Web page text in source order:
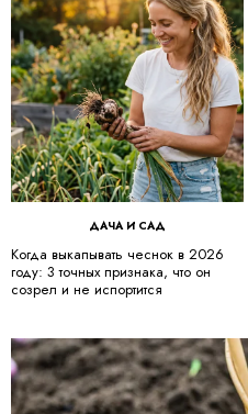
ДАЧА И САД
Когда выкапывать чеснок в 2026
году: 3 точных признака, что он
созрел и не испортится